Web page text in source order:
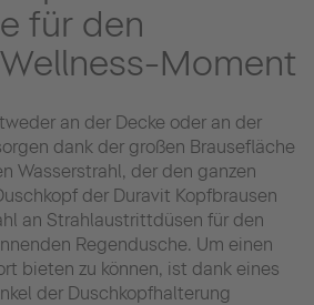
für den
Moment
an der Decke oder an der
dank der großen Brausefläche
Wasserstrahl, der den ganzen
der Duravit Kopfbrausen
an Strahlaustrittdüsen für den
Regendusche. Um einen
bieten zu können, ist dank eines
der Duschkopfhalterung